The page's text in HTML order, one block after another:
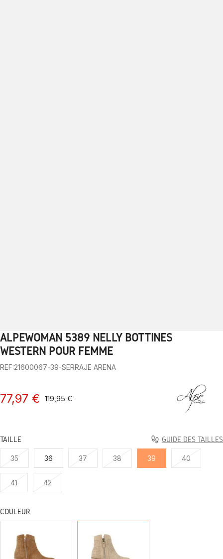
1 2 3 4 5 6 7 8 9
ALPEWOMAN 5389 NELLY BOTTINES
WESTERN POUR FEMME
REF:21600067-39-SERRAJE ARENA
77,97 € 119,95 €
TAILLE GUIDE DES TAILLES
35 36 37 38 39 40
41 42
COULEUR